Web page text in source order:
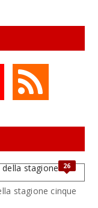
26
stagione cinque